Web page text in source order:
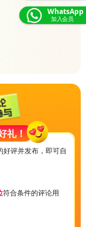
礼！
评并发布，即可自
符合条件的评论用
WhatsApp
加入会员